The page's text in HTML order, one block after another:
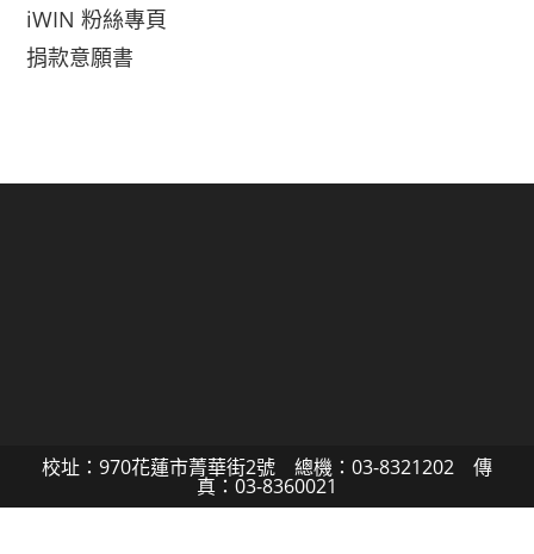
iWIN 粉絲專頁
捐款意願書
校址：970花蓮市菁華街2號 總機：03-8321202 傳
真：03-8360021